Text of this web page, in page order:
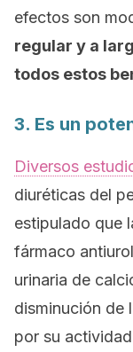
efectos son
regular y a
todos estos
3. Es un
Diversos
diuréticas del
estipulado que
fármaco
urinaria de
disminución de
por su